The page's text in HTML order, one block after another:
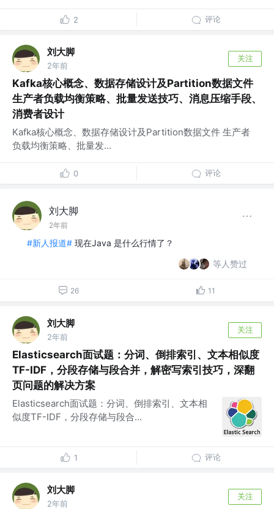
2 评论
刘大脚
2年前
关注
Kafka核心概念、数据存储设计及Partition数据文件
生产者负载均衡策略、批量发送技巧、消息压缩手段、
消费者设计
Kafka核心概念、数据存储设计及Partition数据文件 生产者
负载均衡策略、批量发...
0 评论
刘大脚
2年前
#新人报道# 现在Java 是什么行情了？
等人赞过
26 11
刘大脚
2年前
关注
Elasticsearch面试题：分词、倒排索引、文本相似度
TF-IDF，分段存储与段合并，解密写索引技巧，深翻
页问题的解决方案
Elasticsearch面试题：分词、倒排索引、文本相
似度TF-IDF，分段存储与段合...
1 评论
刘大脚
2年前
关注